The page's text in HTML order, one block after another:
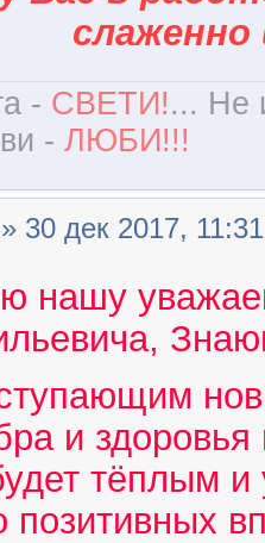
слаженно
- СВЕТИ!... Не
- ЛЮБИ!!!
30 дек 2017, 11:31
нашу
и
тёплым
позитивных